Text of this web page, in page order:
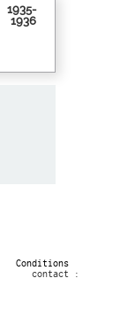
1935-
1936
Conditions
contact :